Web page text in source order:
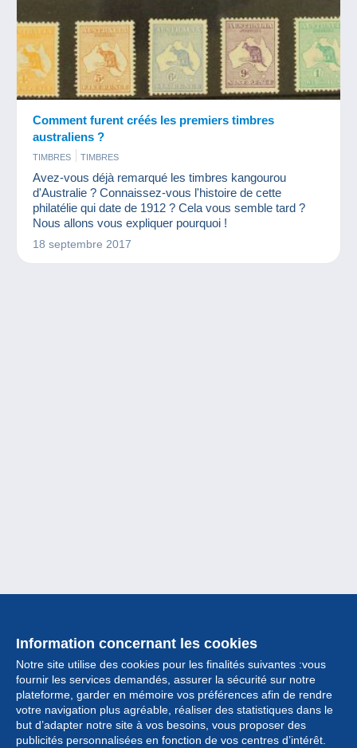
Comment furent créés les premiers timbres
australiens ?
TIMBRES TIMBRES
Avez-vous déjà remarqué les timbres kangourou
d'Australie ? Connaissez-vous l'histoire de cette
philatélie qui date de 1912 ? Cela vous semble tard ?
Nous allons vous expliquer pourquoi !
18 septembre 2017
Information concernant les cookies
Notre site utilise des cookies pour les finalités suivantes :vous
fournir les services demandés, assurer la sécurité sur notre
plateforme, garder en mémoire vos préférences afin de rendre
votre navigation plus agréable, réaliser des statistiques dans le
but d’adapter notre site à vos besoins, vous proposer des
publicités personnalisées en fonction de vos centres d’intérêt.
Collection